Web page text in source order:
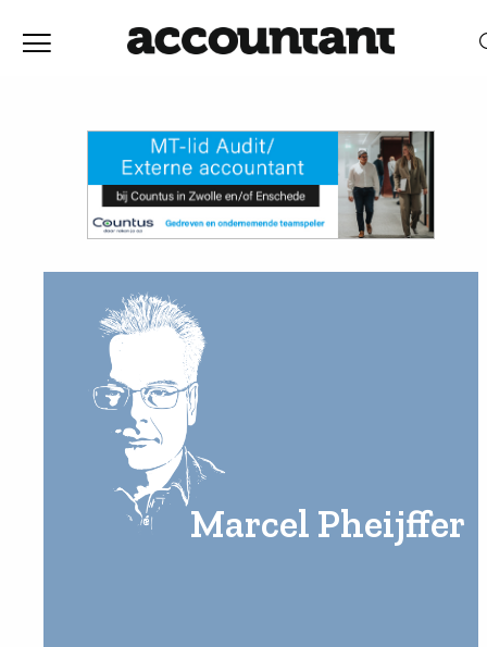
Discussie
Vaktechniek
Achtergrond
Marcel Pheijffer
RELEVANTIEDATUM